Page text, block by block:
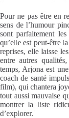
Pour ne pas être en
sens de l’humour
sont parfaitement
qu’elle est peut-être
reprises, elle laisse
entre autres
temps, Arjona est
coach de santé
film), qui chantera
tout aussi mauvaise
montrer la liste
d’explorer.